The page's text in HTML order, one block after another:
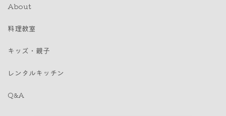
About
料理教室
キッズ・親子
レンタルキッチン
Q&A